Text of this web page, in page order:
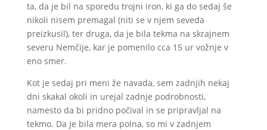
ta, da je bil na sporedu trojni iron, ki ga do sedaj še
nikoli nisem premagal (niti se v njem seveda
preizkusil), ter druga, da je bila tekma na skrajnem
severu Nemčije, kar je pomenilo cca 15 ur vožnje v
eno smer.
Kot je sedaj pri meni že navada, sem zadnjih nekaj
dni skakal okoli in urejal zadnje podrobnosti,
namesto da bi pridno počival in se pripravljal na
tekmo. Da je bila mera polna, so mi v zadnjem